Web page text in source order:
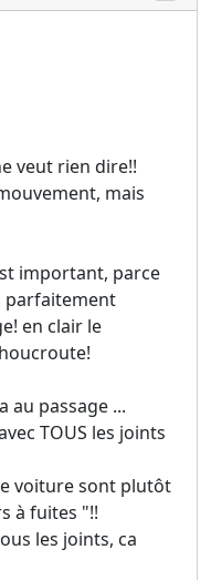
veut rien dire!!
mais
important, parce
parfaitement
en clair le
au passage ...
TOUS les joints
voiture sont plutôt
à fuites "!!
les joints, ca